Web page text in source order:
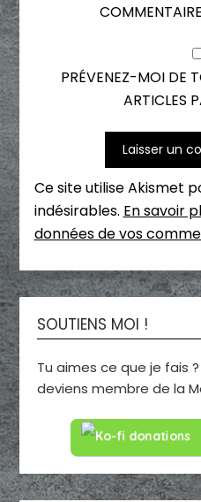
PRÉVENEZ-MOI DE
ARTICLES
Ce site utilise Akismet
indésirables. En savoir
données de vos
SOUTIENS MOI !
Tu aimes ce que je fais
deviens membre de la